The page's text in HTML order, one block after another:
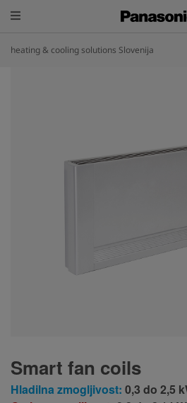
heating & cooling solutions Slovenija
Smart fan coils
Hladilna zmogljivost: 0,3 do 2,5